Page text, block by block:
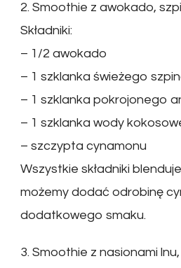
2. Smoothie z awokado,
Składniki:
– 1/2 awokado
– 1 szklanka świeżego
– 1 szklanka pokrojonego
– 1 szklanka wody
– szczypta cynamonu
Wszystkie składniki
możemy dodać odrobinę
dodatkowego smaku.
3. Smoothie z nasionami